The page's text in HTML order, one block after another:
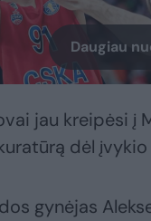
Daugiau
jau kreipėsi į
dėl
gynėjas